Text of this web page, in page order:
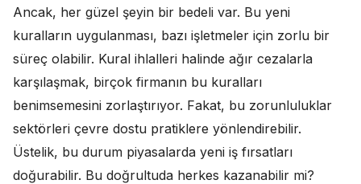
Ancak, her güzel şeyin bir bedeli var. Bu yeni
kuralların uygulanması, bazı işletmeler için zorlu bir
süreç olabilir. Kural ihlalleri halinde ağır cezalarla
karşılaşmak, birçok firmanın bu kuralları
benimsemesini zorlaştırıyor. Fakat, bu zorunluluklar
sektörleri çevre dostu pratiklere yönlendirebilir.
Üstelik, bu durum piyasalarda yeni iş fırsatları
doğurabilir. Bu doğrultuda herkes kazanabilir mi?